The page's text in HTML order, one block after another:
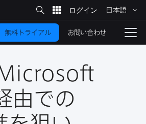
サ
イ
ト
検
索
日本語
ナ
無料トライアル お問い合わせ
由での​